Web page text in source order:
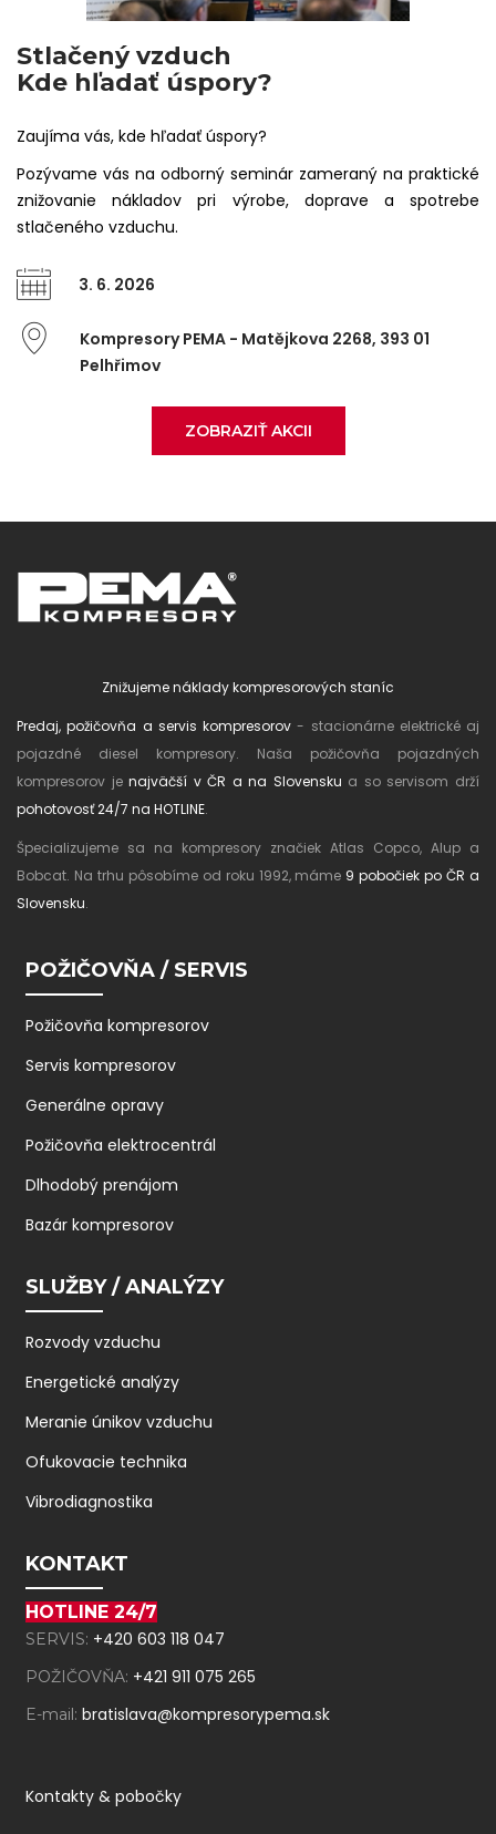
Stlačený vzduch
Kde hľadať úspory?
Zaujíma vás, kde hľadať úspory?
Pozývame vás na odborný seminár zameraný na praktické
znižovanie nákladov pri výrobe, doprave a spotrebe
stlačeného vzduchu.
3. 6. 2026
Kompresory PEMA - Matějkova 2268, 393 01
Pelhřimov
ZOBRAZIŤ AKCII
Znižujeme náklady kompresorových staníc
Predaj, požičovňa a servis kompresorov - stacionárne elektrické aj
pojazdné diesel kompresory. Naša požičovňa pojazdných
kompresorov jenajväčší v ČR a na Slovensku a so servisom drží
pohotovosť 24/7 na HOTLINE.
Špecializujeme sa na kompresory značiek Atlas Copco, Alup a
Bobcat. Na trhu pôsobíme od roku 1992, máme 9 pobočiek po ČR a
Slovensku.
POŽIČOVŇA / SERVIS
Požičovňa kompresorov
Servis kompresorov
Generálne opravy
Požičovňa elektrocentrál
Dlhodobý prenájom
Bazár kompresorov
SLUŽBY / ANALÝZY
Rozvody vzduchu
Energetické analýzy
Meranie únikov vzduchu
Ofukovacie technika
Vibrodiagnostika
KONTAKT
HOTLINE 24/7
SERVIS: +420 603 118 047
POŽIČOVŇA: +421 911 075 265
E-mail: bratislava@kompresorypema.sk
Kontakty & pobočky